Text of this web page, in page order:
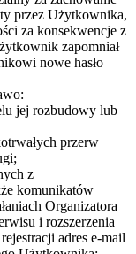
przez Użytkownika,
za konsekwencje z
zapomniał
nowe hasło
jej rozbudowy lub
przerw
z
komunikatów
Organizatora
i rozszerzenia
adres e-mail